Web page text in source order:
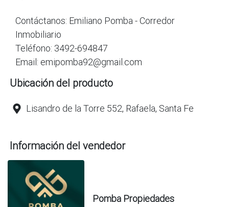
Contáctanos: Emiliano Pomba - Corredor
Inmobiliario
Teléfono: 3492-694847
Email: emipomba92@gmail.com
Ubicación del producto
Lisandro de la Torre 552, Rafaela, Santa Fe
Información del vendedor
Pomba Propiedades